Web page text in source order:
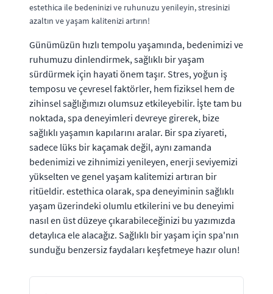
estethica ile bedeninizi ve ruhunuzu yenileyin, stresinizi
azaltın ve yaşam kalitenizi artırın!
Günümüzün hızlı tempolu yaşamında, bedenimizi ve
ruhumuzu dinlendirmek, sağlıklı bir yaşam
sürdürmek için hayati önem taşır. Stres, yoğun iş
temposu ve çevresel faktörler, hem fiziksel hem de
zihinsel sağlığımızı olumsuz etkileyebilir. İşte tam bu
noktada, spa deneyimleri devreye girerek, bize
sağlıklı yaşamın kapılarını aralar. Bir spa ziyareti,
sadece lüks bir kaçamak değil, aynı zamanda
bedenimizi ve zihnimizi yenileyen, enerji seviyemizi
yükselten ve genel yaşam kalitemizi artıran bir
ritüeldir. estethica olarak, spa deneyiminin sağlıklı
yaşam üzerindeki olumlu etkilerini ve bu deneyimi
nasıl en üst düzeye çıkarabileceğinizi bu yazımızda
detaylıca ele alacağız. Sağlıklı bir yaşam için spa'nın
sunduğu benzersiz faydaları keşfetmeye hazır olun!